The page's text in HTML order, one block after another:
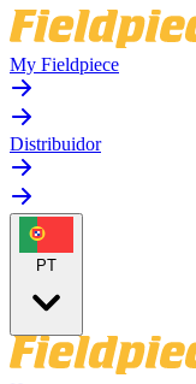
My Fieldpiece
Distribuidor
PT